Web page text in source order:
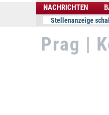
NACHRICHTEN
Stellenanzeige
Prag |